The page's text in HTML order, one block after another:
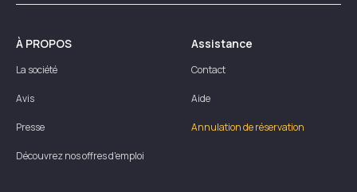
À PROPOS
La société
Avis
Presse
Découvrez nos offres d'emploi
Assistance
Contact
Aide
Annulation de réservation